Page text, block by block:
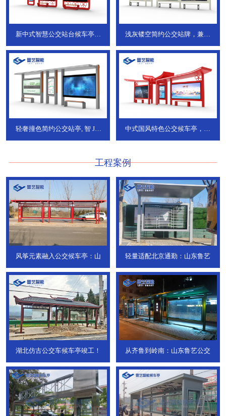
新中式智慧公交站台候车亭，
浅灰镂空简约公交站牌，兼具
轻奢撞色简约公交站亭, 智 JT-
中式国风特色公交候车亭，承
工程案例
风筝元素融入公交候车亭：山 轻量适配北京通勤：山东鲁艺
湖北仿古公交车候车亭竣工！ 从齐鲁到岭南：山东鲁艺公交